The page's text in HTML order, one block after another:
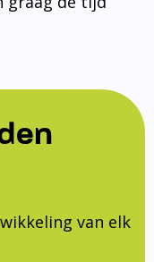
van elk